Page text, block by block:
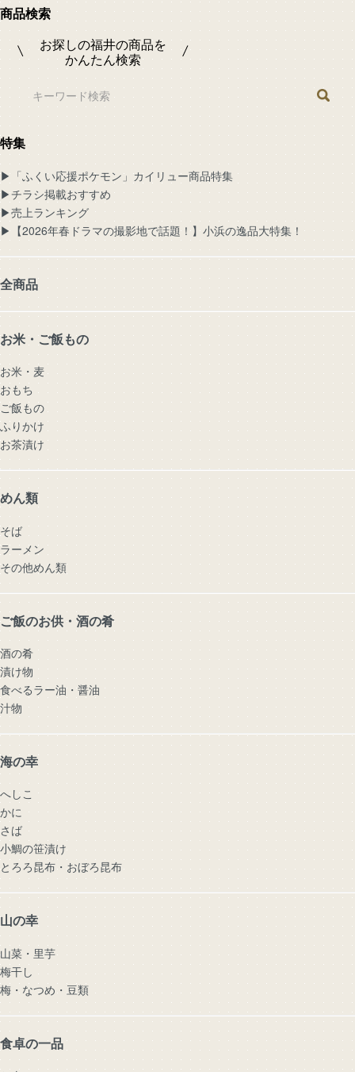
商品検索
お探しの福井の商品を
かんたん検索
特集
▶︎「ふくい応援ポケモン」カイリュー商品特集
▶︎チラシ掲載おすすめ
▶︎売上ランキング
▶︎【2026年春ドラマの撮影地で話題！】小浜の逸品大特集！
全商品
お米・ご飯もの
お米・麦
おもち
ご飯もの
ふりかけ
お茶漬け
めん類
そば
ラーメン
その他めん類
ご飯のお供・酒の肴
酒の肴
漬け物
食べるラー油・醤油
汁物
海の幸
へしこ
かに
さば
小鯛の笹漬け
とろろ昆布・おぼろ昆布
山の幸
山菜・里芋
梅干し
梅・なつめ・豆類
食卓の一品